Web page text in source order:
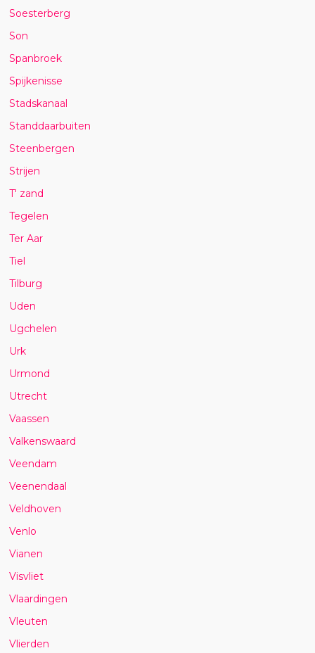
Soesterberg
Son
Spanbroek
Spijkenisse
Stadskanaal
Standdaarbuiten
Steenbergen
Strijen
T' zand
Tegelen
Ter Aar
Tiel
Tilburg
Uden
Ugchelen
Urk
Urmond
Utrecht
Vaassen
Valkenswaard
Veendam
Veenendaal
Veldhoven
Venlo
Vianen
Visvliet
Vlaardingen
Vleuten
Vlierden